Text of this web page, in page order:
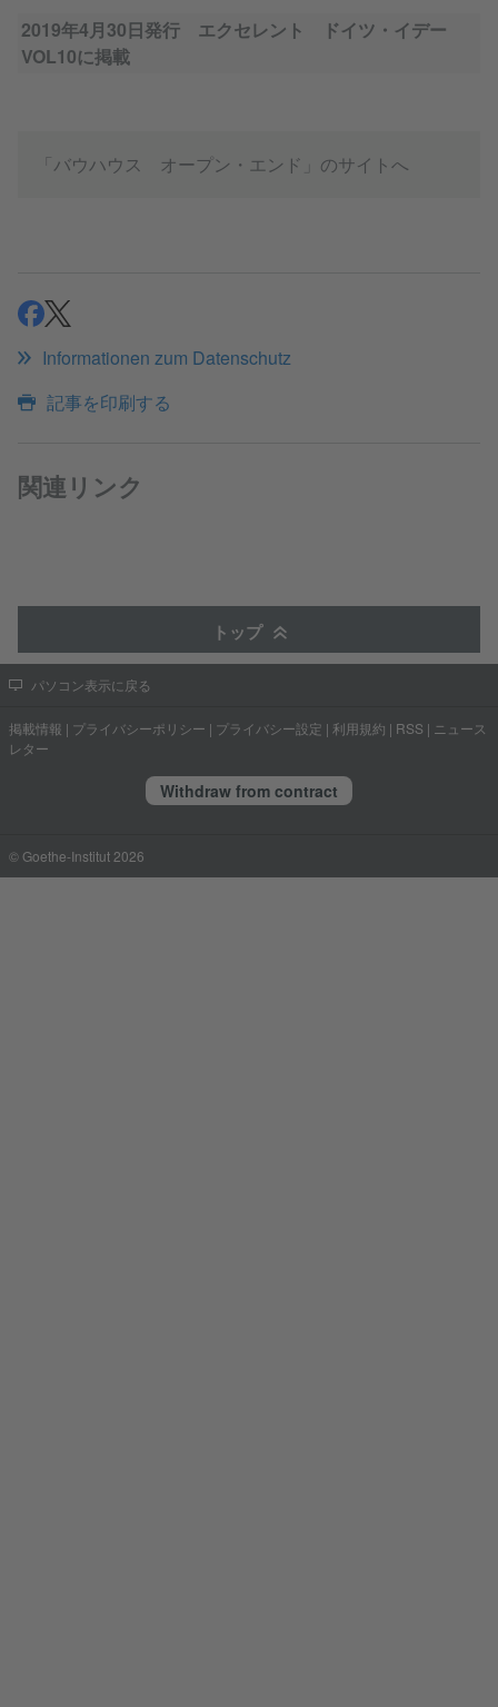
2019年4月30日発行 エクセレント ドイツ・イデー
VOL10に掲載
「バウハウス オープン・エンド」のサイトへ
シェア
シェア
Informationen zum Datenschutz
記事を印刷する
関連リンク
トップ
パソコン表示に戻る
掲載情報 | プライバシーポリシー | プライバシー設定 | 利用規約 | RSS | ニュース
レター
Withdraw from contract
© Goethe-Institut 2026